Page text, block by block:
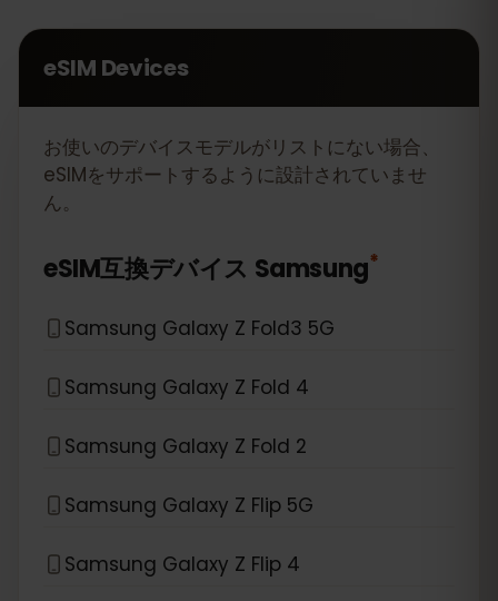
eSIM Devices
お使いのデバイスモデルがリストにない場合、
eSIMをサポートするように設計されていませ
ん。
eSIM互換デバイス Samsung*
Samsung Galaxy Z Fold3 5G
Samsung Galaxy Z Fold 4
Samsung Galaxy Z Fold 2
Samsung Galaxy Z Flip 5G
Samsung Galaxy Z Flip 4